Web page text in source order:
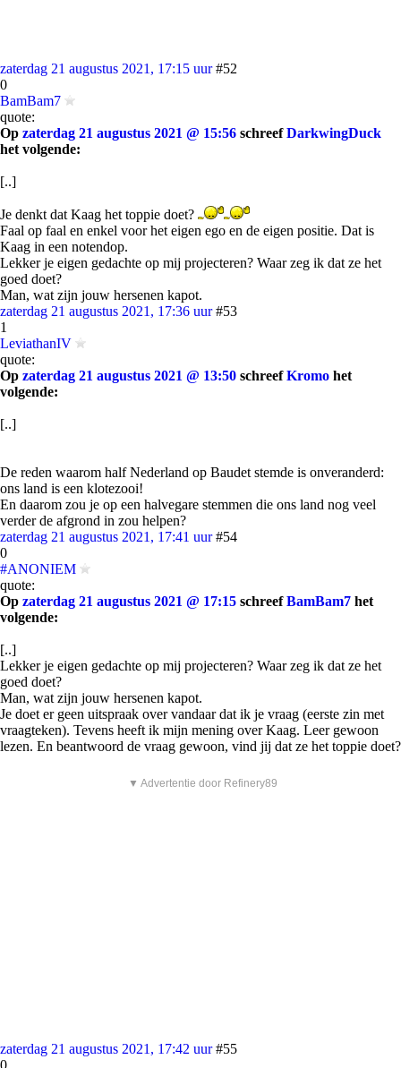
zaterdag 21 augustus 2021, 17:15 uur #52
0
BamBam7
quote:
Op zaterdag 21 augustus 2021 @ 15:56 schreefDarkwingDuck
het volgende:
[..]
Je denkt dat Kaag het toppie doet?
Faal op faal en enkel voor het eigen ego en de eigen positie. Dat is
Kaag in een notendop.
Lekker je eigen gedachte op mij projecteren? Waar zeg ik dat ze het
goed doet?
Man, wat zijn jouw hersenen kapot.
zaterdag 21 augustus 2021, 17:36 uur #53
1
LeviathanIV
quote:
Op zaterdag 21 augustus 2021 @ 13:50 schreefKromo het
volgende:
[..]
De reden waarom half Nederland op Baudet stemde is onveranderd:
ons land is een klotezooi!
En daarom zou je op een halvegare stemmen die ons land nog veel
verder de afgrond in zou helpen?
zaterdag 21 augustus 2021, 17:41 uur #54
0
#ANONIEM
quote:
Op zaterdag 21 augustus 2021 @ 17:15 schreefBamBam7 het
volgende:
[..]
Lekker je eigen gedachte op mij projecteren? Waar zeg ik dat ze het
goed doet?
Man, wat zijn jouw hersenen kapot.
Je doet er geen uitspraak over vandaar dat ik je vraag (eerste zin met
vraagteken). Tevens heeft ik mijn mening over Kaag. Leer gewoon
lezen. En beantwoord de vraag gewoon, vind jij dat ze het toppie doet?
▼ Advertentie door Refinery89
zaterdag 21 augustus 2021, 17:42 uur #55
0